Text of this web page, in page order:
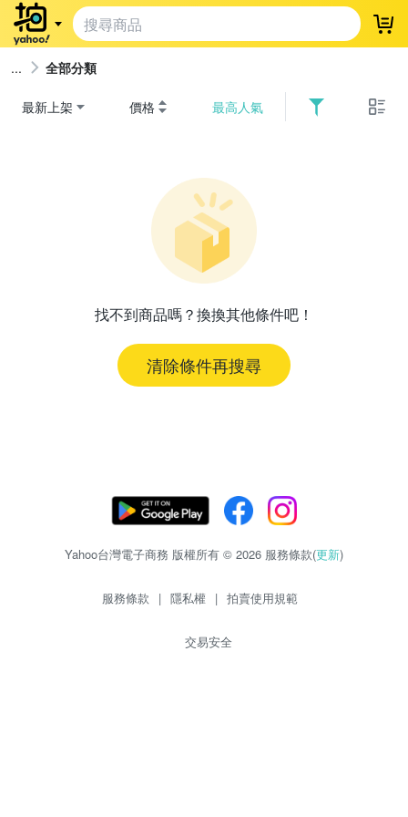
登
全部分類
最新上架 價格 最高人氣
找不到商品嗎？換換其他條件吧！
清除條件再搜尋
Yahoo台灣電子商務 版權所有 © 2026 服務條款(更新)
服務條款 | 隱私權 | 拍賣使用規範
交易安全